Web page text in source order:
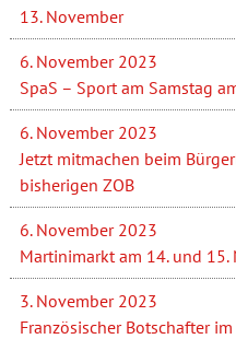
13. November
6. November 2023
SpaS – Sport am Samstag
6. November 2023
Jetzt mitmachen beim
bisherigen ZOB
6. November 2023
Martinimarkt am 14. und 15.
3. November 2023
Französischer Botschafter